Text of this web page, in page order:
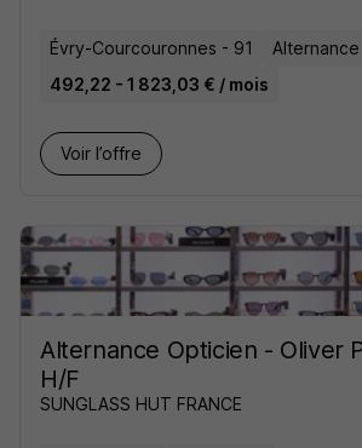
Évry-Courcouronnes - 91
Alternance
492,22 - 1 823,03 € / mois
Voir l’offre
Alternance Opticien - Oliver
H/F
SUNGLASS HUT FRANCE